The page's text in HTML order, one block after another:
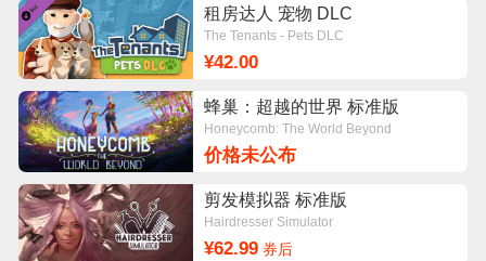
租房达人 宠物 DLC
The Tenants - Pets DLC
¥42.00
蜂巢：超越的世界 标准版
Honeycomb: The World Beyond
价格未公布
剪发模拟器 标准版
Hairdresser Simulator
¥62.99券后